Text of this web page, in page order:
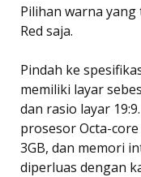
Pilihan warna yang
Red saja.
Pindah ke
memiliki layar
dan rasio layar
prosesor Octa-
3GB, dan memori
diperluas dengan